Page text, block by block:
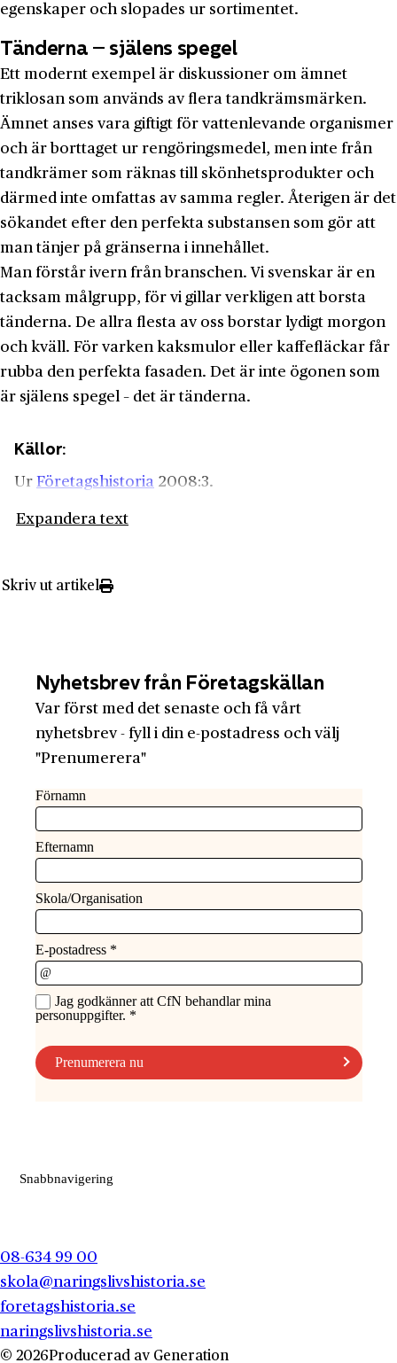
egenskaper och slopades ur sortimentet.
Tänderna – själens spegel
Ett modernt exempel är diskussioner om ämnet
triklosan som används av flera tandkrämsmärken.
Ämnet anses vara giftigt för vattenlevande organismer
och är borttaget ur rengöringsmedel, men inte från
tandkrämer som räknas till skönhetsprodukter och
därmed inte omfattas av samma regler. Återigen är det
sökandet efter den perfekta substansen som gör att
man tänjer på gränserna i innehållet.
Man förstår ivern från branschen. Vi svenskar är en
tacksam målgrupp, för vi gillar verkligen att borsta
tänderna. De allra flesta av oss borstar lydigt morgon
och kväll. För varken kaksmulor eller kaffefläckar får
rubba den perfekta fasaden. Det är inte ögonen som
är själens spegel – det är tänderna.
Källor:
Ur Företagshistoria 2008:3.
Expandera text
Skriv ut artikel
Nyhetsbrev från Företagskällan
Var först med det senaste och få vårt
nyhetsbrev - fyll i din e-postadress och välj
"Prenumerera"
Snabbnavigering
08-634 99 00
skola@naringslivshistoria.se
foretagshistoria.se
naringslivshistoria.se
© 2026Producerad av Generation